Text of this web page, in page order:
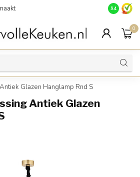
Gratis
9.4
0
Glazen Hanglamp Rnd S
Antiek Glazen